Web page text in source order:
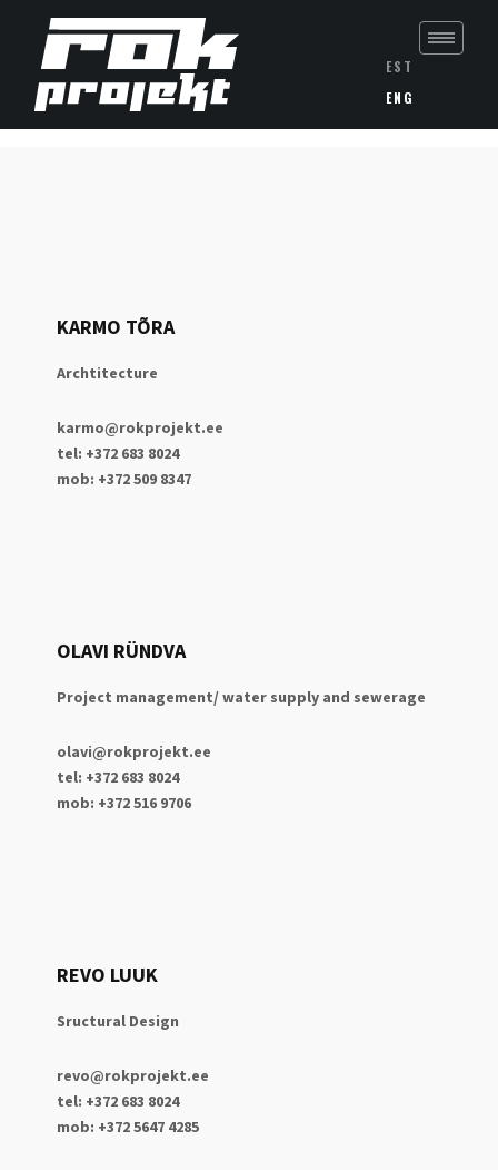
EST
ENG
KARMO TÕRA
Archtitecture
karmo@rokprojekt.ee
tel: +372 683 8024
mob: +372 509 8347
OLAVI RÜNDVA
Project management/ water supply and sewerage
olavi@rokprojekt.ee
tel: +372 683 8024
mob: +372 516 9706
REVO LUUK
Sructural Design
revo@rokprojekt.ee
tel: +372 683 8024
mob: +372 5647 4285